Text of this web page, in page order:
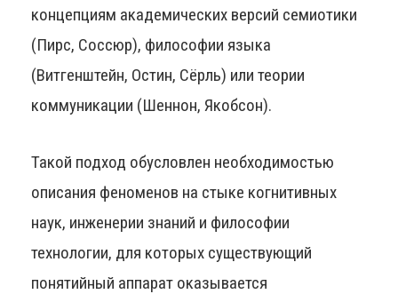
концепциям академических версий семиотики
(Пирс, Соссюр), философии языка
(Витгенштейн, Остин, Сёрль) или теории
коммуникации (Шеннон, Якобсон).
Такой подход обусловлен необходимостью
описания феноменов на стыке когнитивных
наук, инженерии знаний и философии
технологии, для которых существующий
понятийный аппарат оказывается